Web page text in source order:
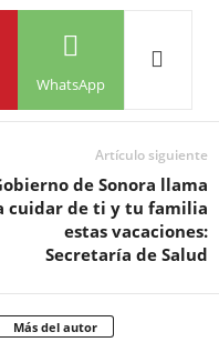
WhatsApp
Artículo siguiente
de Sonora llama
cuidar de ti y tu familia
estas vacaciones:
Secretaría de Salud
Más del autor